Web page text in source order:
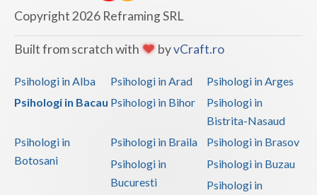
Copyright 2026 Reframing SRL
Built from scratch with byvCraft.ro
Psihologi in Alba Psihologi in Arad
Psihologi in Arges
Psihologi in Bacau Psihologi in Bihor
Psihologi in
Bistrita-Nasaud
Psihologi in
Botosani
Psihologi in Braila
Psihologi in Brasov
Psihologi in
Bucuresti
Psihologi in Buzau
Psihologi in